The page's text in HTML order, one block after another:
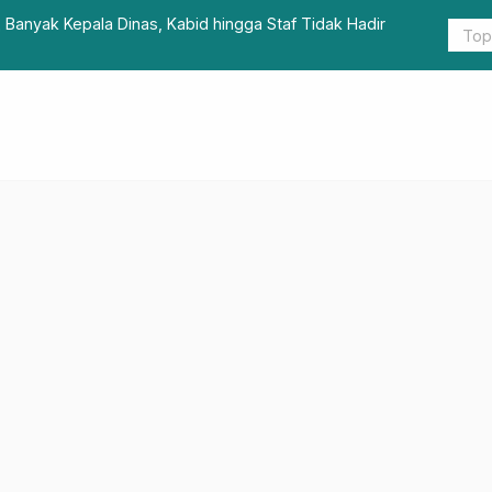
Kepala Dinas, Kabid hingga Staf Tidak Hadir
Plt. Karo
Pemkab